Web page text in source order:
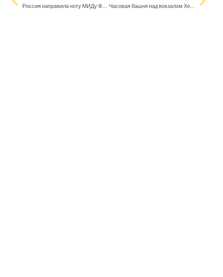
Россия направила ноту МИДу Финляндии из-за ареста российского государственного имущества Часовая башня над вокзалом Хельсинки наконец станет такой, какой её задумал архитектор более ста лет назад